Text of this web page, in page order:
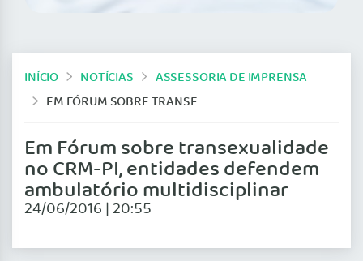
INÍCIO NOTÍCIAS
ASSESSORIA DE IMPRENSA
EM FÓRUM SOBRE TRANSEXUALIDADE NO CRM-PI, ENTIDADES DEFENDEM AMBULATÓRIO MULTIDISCIPLINAR
Em Fórum sobre transexualidade
no CRM-PI, entidades defendem
ambulatório multidisciplinar
24/06/2016 | 20:55